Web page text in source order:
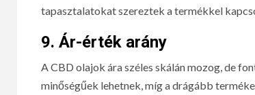
tapasztalatokat szereztek a termékkel
9. Ár-érték arány
A CBD olajok ára széles skálán mozog, de
minőségűek lehetnek, míg a drágább